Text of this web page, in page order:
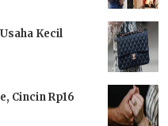
Kecil
Cincin Rp16